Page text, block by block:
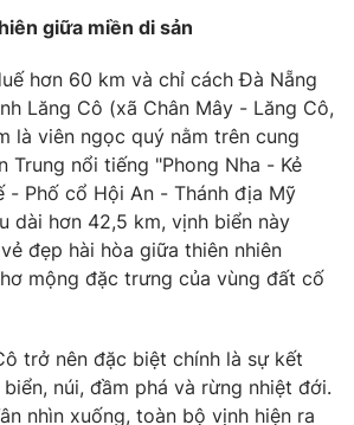
Podcast
Infographic
Shorts video
giữa miền di sản
hơn 60 km và chỉ cách Đà Nẵng
Lăng Cô (xã Chân Mây - Lăng Cô,
là viên ngọc quý nằm trên cung
Trung nổi tiếng "Phong Nha - Kẻ
- Phố cổ Hội An - Thánh địa Mỹ
dài hơn 42,5 km, vịnh biển này
đẹp hài hòa giữa thiên nhiên
mộng đặc trưng của vùng đất cố
trở nên đặc biệt chính là sự kết
núi, đầm phá và rừng nhiệt đới.
nhìn xuống, toàn bộ vịnh hiện ra